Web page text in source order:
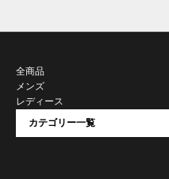
全商品
メンズ
レディース
カテゴリー一覧